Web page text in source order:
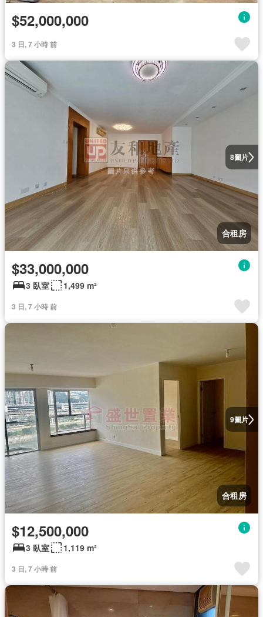
$52,000,000
3 日, 7 小時 前
8圖片
合租房
$33,000,000
3 臥室 1,499 m²
3 日, 7 小時 前
9圖片
合租房
$12,500,000
3 臥室 1,119 m²
3 日, 7 小時 前